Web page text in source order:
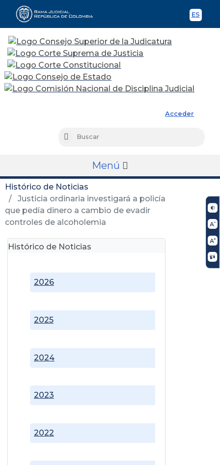
ES
Acceder
Buscar
Menú
Histórico de Noticias
Justicia ordinaria investigará a policía
que pedía dinero a cambio de evadir
controles de alcoholemia
Histórico de Noticias
2022
2023
2024
2025
2026